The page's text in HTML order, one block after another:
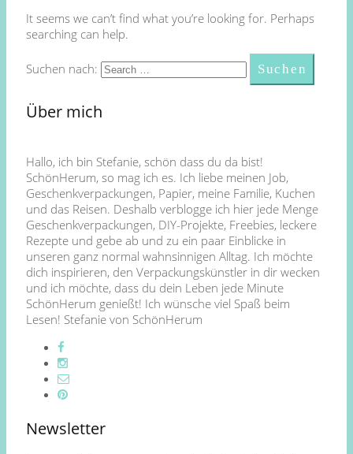
It seems we can’t find what you’re looking for. Perhaps
searching can help.
Suchen nach:
Über mich
Hallo, ich bin Stefanie, schön dass du da bist!
SchönHerum, so mag ich es. Ich liebe meinen Job,
Geschenkverpackungen, Papier, meine Familie, Kuchen
und das Reisen. Deshalb verblogge ich hier jede Menge
Geschenkverpackungen, DIY-Projekte, Freebies, leckere
Rezepte und gebe ab und zu ein paar Einblicke in
unseren ganz normal wahnsinnigen Alltag. Ich möchte
dich inspirieren, den Verpackungskünstler in dir wecken
und ich möchte, dass du dein Leben jede Minute
SchönHerum genießt! Ich wünsche viel Spaß beim
Lesen! Stefanie von SchönHerum
Newsletter